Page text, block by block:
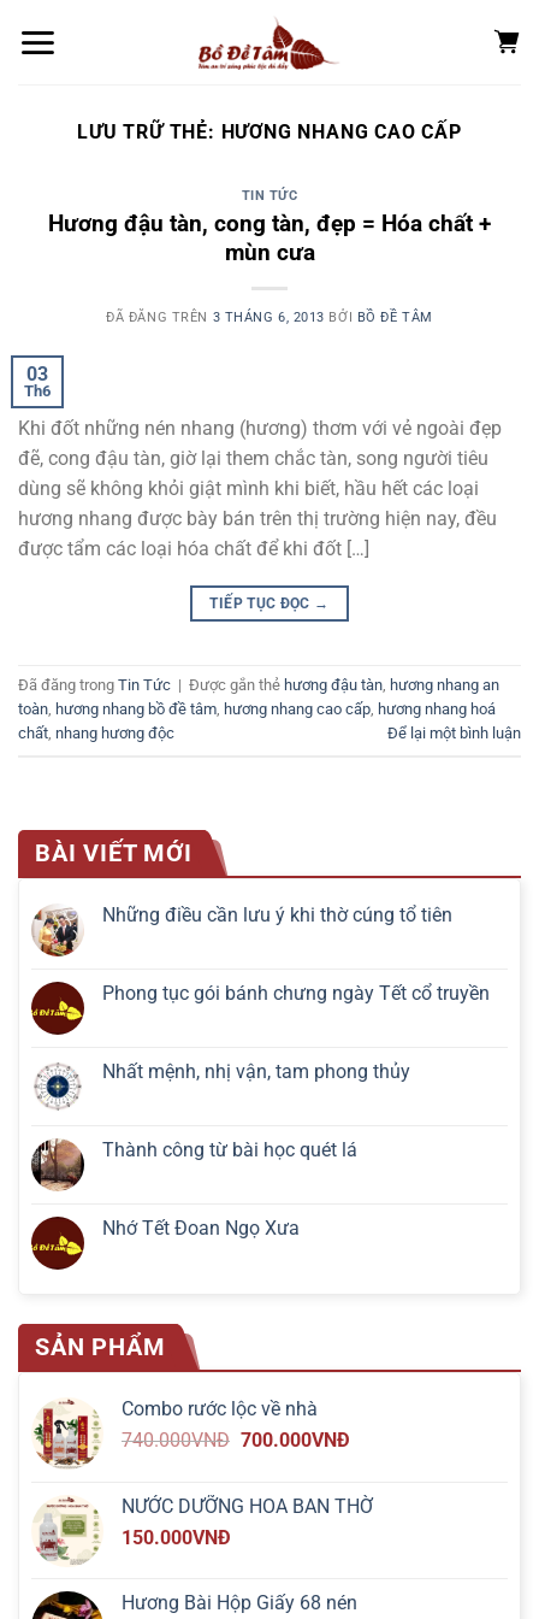
đến
LƯU TRỮ THẺ: HƯƠNG NHANG CAO CẤP
TIN TỨC
Hương đậu tàn, cong tàn, đẹp = Hóa chất +
mùn cưa
ĐÃ ĐĂNG TRÊN 3 THÁNG 6, 2013 BỞI BỒ ĐỀ TÂM
03
Th6
Khi đốt những nén nhang (hương) thơm với vẻ ngoài đẹp
đẽ, cong đậu tàn, giờ lại them chắc tàn, song người tiêu
dùng sẽ không khỏi giật mình khi biết, hầu hết các loại
hương nhang được bày bán trên thị trường hiện nay, đều
được tẩm các loại hóa chất để khi đốt […]
TIẾP TỤC ĐỌC →
Đã đăng trong Tin Tức | Được gắn thẻ hương đậu tàn hương nhang an
toàn hương nhang bồ đề tâm hương nhang cao cấp hương nhang hoá
chất nhang hương độc Để lại một bình luận
BÀI VIẾT MỚI
Những điều cần lưu ý khi thờ cúng tổ tiên
Phong tục gói bánh chưng ngày Tết cổ truyền
Nhất mệnh, nhị vận, tam phong thủy
Thành công từ bài học quét lá
Nhớ Tết Đoan Ngọ Xưa
SẢN PHẨM
Combo rước lộc về nhà
740.000VNĐ 700.000VNĐ
NƯỚC DƯỠNG HOA BAN THỜ
150.000VNĐ
Hương Bài Hộp Giấy 68 nén